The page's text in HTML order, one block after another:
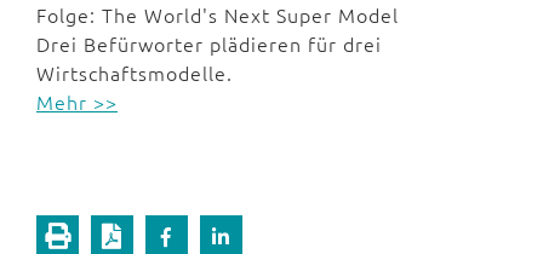
Folge: The World's Next Super Model
Drei Befürworter plädieren für drei
Wirtschaftsmodelle.
Mehr >>